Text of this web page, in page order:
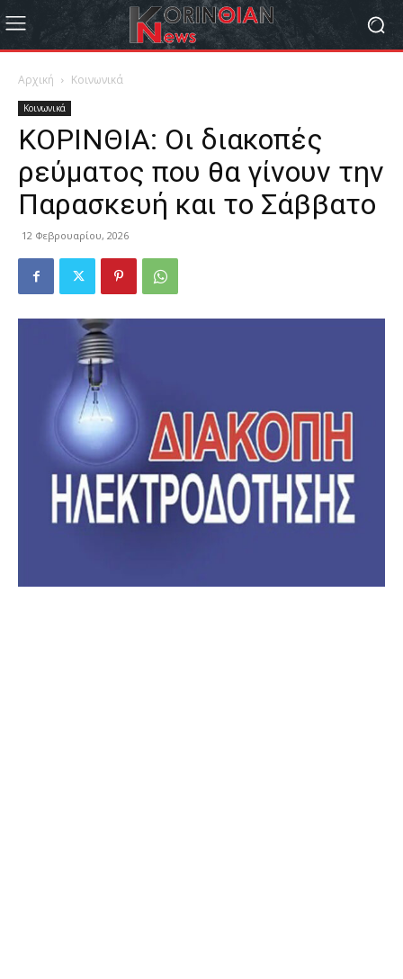
Αρχική Κοινωνικά
Κοινωνικά
ΚΟΡΙΝΘΙΑ: Οι διακοπές
ρεύματος που θα γίνουν την
Παρασκευή και το Σάββατο
12 Φεβρουαρίου, 2026